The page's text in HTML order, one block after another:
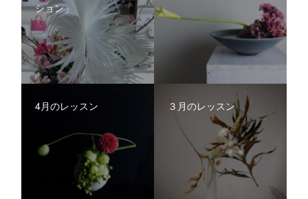
ション」
4月のレッスン ３月のレッスン